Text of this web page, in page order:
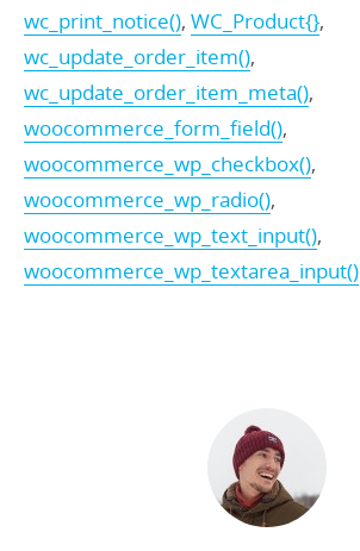
wc_print_notice(), WC_Product{},
wc_update_order_item(),
wc_update_order_item_meta(),
woocommerce_form_field(),
woocommerce_wp_checkbox(),
woocommerce_wp_radio(),
woocommerce_wp_text_input(),
woocommerce_wp_textarea_input()